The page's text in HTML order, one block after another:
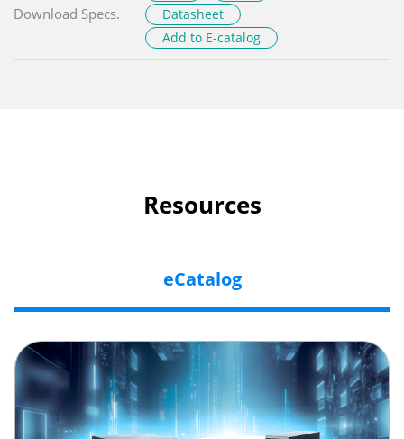
Download Specs.
Datasheet
Add to E-catalog
Resources
eCatalog